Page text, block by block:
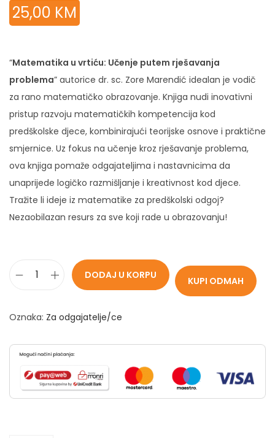
25,00 KM
“Matematika u vrtiću: Učenje putem rješavanja
problema” autorice dr. sc. Zore Marendić idealan je vodič
za rano matematičko obrazovanje. Knjiga nudi inovativni
pristup razvoju matematičkih kompetencija kod
predškolske djece, kombinirajući teorijske osnove i praktične
smjernice. Uz fokus na učenje kroz rješavanje problema,
ova knjiga pomaže odgajateljima i nastavnicima da
unaprijede logičko razmišljanje i kreativnost kod djece.
Tražite li ideje iz matematike za predškolski odgoj?
Nezaobilazan resurs za sve koji rade u obrazovanju!
DODAJ U KORPU KUPI ODMAH
Oznaka: Za odgajatelje/ce